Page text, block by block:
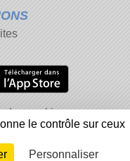
des cookies
contenu inapproprié
Connexion
le contrôle sur ceux
Personnaliser